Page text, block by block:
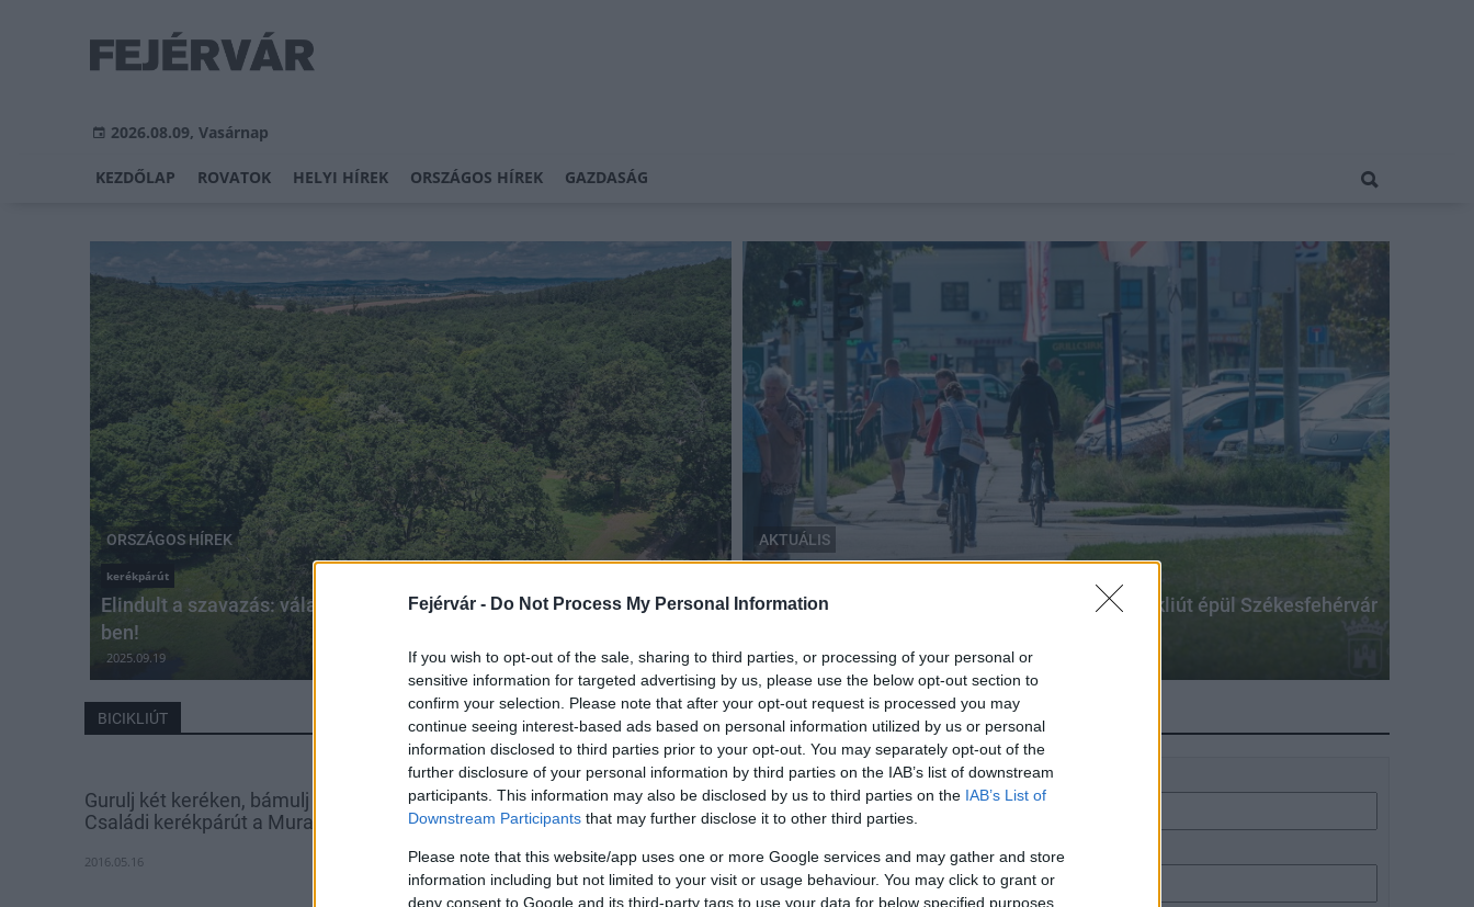
Fejérvár - Do Not Process My Personal Information
If you wish to opt-out of the sale, sharing to third parties, or processing of your personal or
sensitive information for targeted advertising by us, please use the below opt-out section to
confirm your selection. Please note that after your opt-out request is processed you may
continue seeing interest-based ads based on personal information utilized by us or personal
information disclosed to third parties prior to your opt-out. You may separately opt-out of the
further disclosure of your personal information by third parties on the IAB’s list of downstream
participants. This information may also be disclosed by us to third parties on the IAB’s List of
Downstream Participants that may further disclose it to other third parties.
Please note that this website/app uses one or more Google services and may gather and store
information including but not limited to your visit or usage behaviour. You may click to grant or
deny consent to Google and its third-party tags to use your data for below specified purposes
2026.08.09, Vasárnap
KEZDŐLAP ROVATOK HELYI HÍREK ORSZÁGOS HÍREK GAZDASÁG
ORSZÁGOS HÍREK
kerékpárút
Elindult a szavazás: válaszd meg Te az Év Erdei Kerékpárútját 2025-
ben!
2025.09.19
AKTUÁLIS
Átépítik a Palotai úti kerékpárutat - 18 km bicikliút épül Székesfehérvár
2019.09.12
BICIKLIÚT
Gurulj két keréken, bámulj és strandolj –
Családi kerékpárút a Mura mentén
2016.05.16
HÍRLEVÉL
Név
E-mail cím